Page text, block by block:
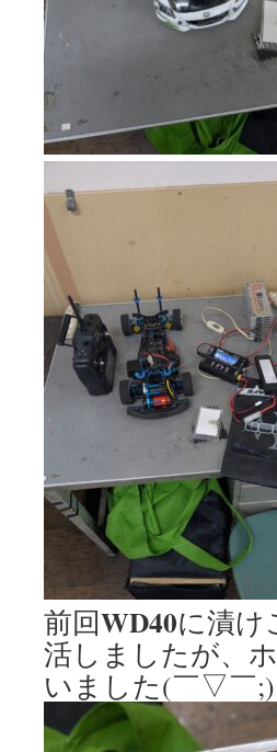
前回WD40に漬け
活しましたが、
いました(￣▽￣;)